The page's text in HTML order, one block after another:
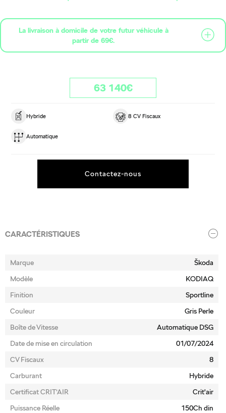
Hybride 8 CV Fiscaux
Automatique
63 140€
Contactez-nous
La livraison à domicile de votre futur véhicule à
partir de 69€.
CARACTÉRISTIQUES
Marque
Škoda
Modèle
KODIAQ
Finition
Sportline
Couleur
Gris Perle
Boîte de Vitesse
Automatique DSG
Date de mise en circulation
01/07/2024
CV Fiscaux
8
Carburant
Hybride
Certificat CRIT’AIR
Crit'air
Puissance Réelle
150Ch din